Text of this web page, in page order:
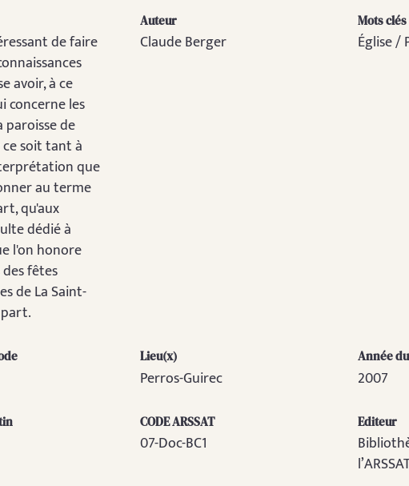
de faire
avoir, à ce
concerne les
paroisse de
soit tant à
que
au terme
qu'aux
dédié à
l'on honore
fêtes
de La Saint-
Auteur
Claude Berger
Mots clés
Église /
Lieu(x)
Perros-Guirec
Année
2007
CODE ARSSAT
07-Doc-BC1
Editeur